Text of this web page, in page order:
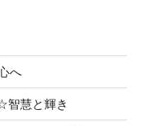
へ
智慧と輝き